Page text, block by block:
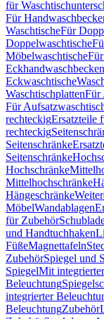
für
Für
WaschtischeFür
Doppelwaschtische
Möbelwaschtische
Eckhandwaschbecken
Eckwaschtische
WaschtischplattenFür
Für
rechteckigErsatzteile
rechteckig
Seitenschränke
Seitenschränke
Hochschränke
Mittelhochschränke
Hängeschränke
MöbelWandablagen
für Zubehör
und Handtuchhaken
FüßeMagnettafeln
ZubehörSpiegel und
SpiegelMit
Beleuchtung
integrierter
BeleuchtungZubehör